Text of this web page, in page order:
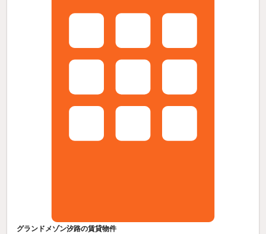
グランドメゾン汐路の賃貸物件